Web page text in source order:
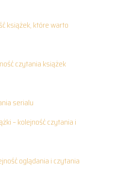
książek, które warto
czytania książek
serialu
– kolejność czytania i
oglądania i czytania